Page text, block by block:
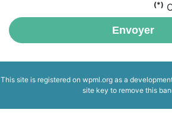
(*)
Envoyer
This site is registered on wpml.org as a
site key to remove this